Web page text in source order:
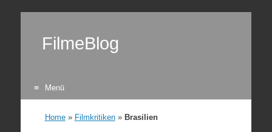
FilmeBlog
Menü
Home» Filmkritiken» Brasilien